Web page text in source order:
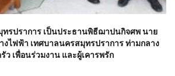
รปราการ เป็นประธานพิธีฌาปนกิจศพ นาย
งไฟฟ้า เทศบาลนครสมุทรปราการ ท่ามกลาง
ว เพื่อนร่วมงาน และผู้เคารพรัก